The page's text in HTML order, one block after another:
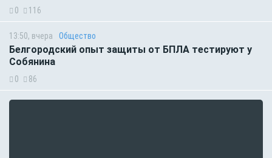
0 116
13:50, вчера Общество
Белгородский опыт защиты от БПЛА тестируют у
Собянина
0 86